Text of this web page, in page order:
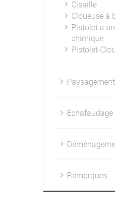
Cisaille
Cloueuse à
Pistolet a
chimique
Pistolet-
Paysagement
Échafaudage
Remorques